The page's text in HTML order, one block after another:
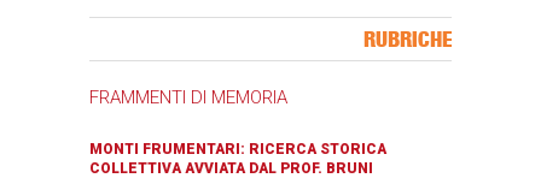
RUBRICHE
FRAMMENTI DI MEMORIA
MONTI FRUMENTARI: RICERCA STORICA
COLLETTIVA AVVIATA DAL PROF. BRUNI